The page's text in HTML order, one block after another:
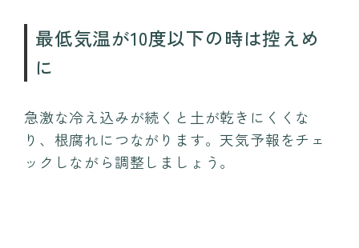
最低気温が10度以下の時は控えめ
に
急激な冷え込みが続くと土が乾きにくくな
り、根腐れにつながります。天気予報をチェ
ックしながら調整しましょう。